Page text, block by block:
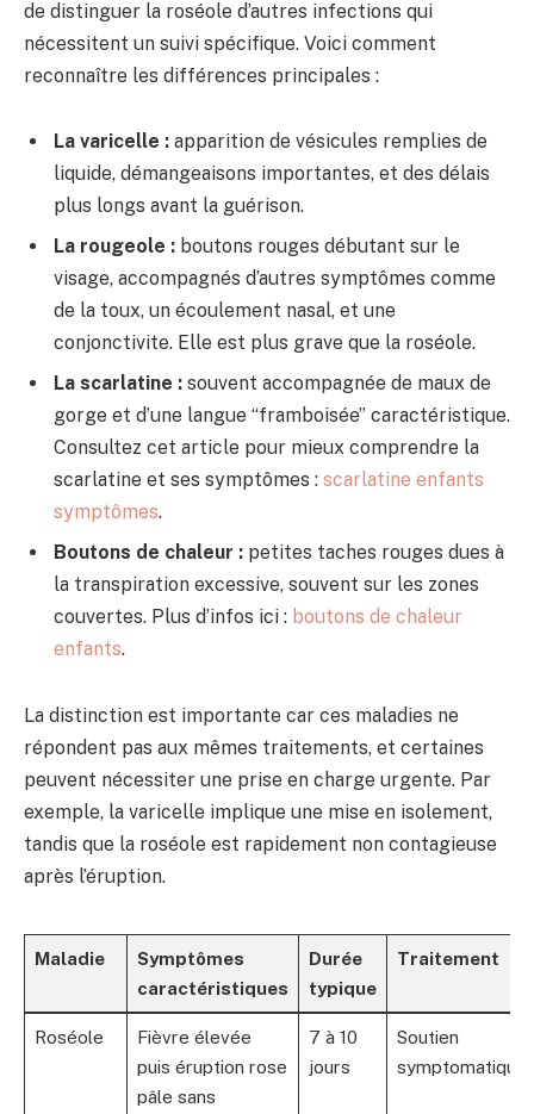
de distinguer la roséole d’autres infections qui
nécessitent un suivi spécifique. Voici comment
reconnaître les différences principales :
La varicelle : apparition de vésicules remplies de
liquide, démangeaisons importantes, et des délais
plus longs avant la guérison.
La rougeole : boutons rouges débutant sur le
visage, accompagnés d’autres symptômes comme
de la toux, un écoulement nasal, et une
conjonctivite. Elle est plus grave que la roséole.
La scarlatine : souvent accompagnée de maux de
gorge et d’une langue “framboisée” caractéristique.
Consultez cet article pour mieux comprendre la
scarlatine et ses symptômes : scarlatine enfants
symptômes.
Boutons de chaleur : petites taches rouges dues à
la transpiration excessive, souvent sur les zones
couvertes. Plus d’infos ici : boutons de chaleur
enfants.
La distinction est importante car ces maladies ne
répondent pas aux mêmes traitements, et certaines
peuvent nécessiter une prise en charge urgente. Par
exemple, la varicelle implique une mise en isolement,
tandis que la roséole est rapidement non contagieuse
après l’éruption.
Maladie
Symptômes
caractéristiques
Durée
typique
Traitement
Roséole
Fièvre élevée
puis éruption rose
pâle sans
7 à 10
jours
Soutien
symptomatique